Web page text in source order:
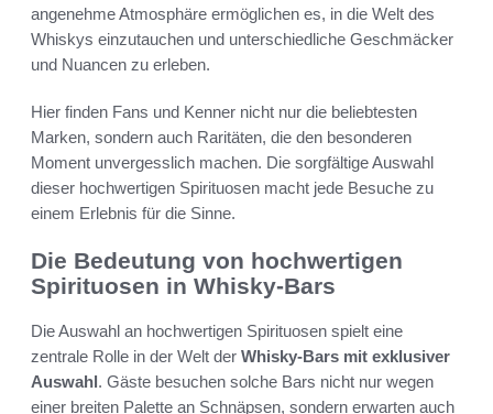
angenehme Atmosphäre ermöglichen es, in die Welt des
Whiskys einzutauchen und unterschiedliche Geschmäcker
und Nuancen zu erleben.
Hier finden Fans und Kenner nicht nur die beliebtesten
Marken, sondern auch Raritäten, die den besonderen
Moment unvergesslich machen. Die sorgfältige Auswahl
dieser hochwertigen Spirituosen macht jede Besuche zu
einem Erlebnis für die Sinne.
Die Bedeutung von hochwertigen
Spirituosen in Whisky-Bars
Die Auswahl an hochwertigen Spirituosen spielt eine
zentrale Rolle in der Welt der Whisky-Bars mit exklusiver
Auswahl. Gäste besuchen solche Bars nicht nur wegen
einer breiten Palette an Schnäpsen, sondern erwarten auch